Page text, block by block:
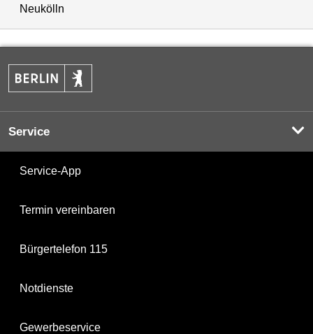
Neukölln
Service
Service-App
Termin vereinbaren
Bürgertelefon 115
Notdienste
Gewerbeservice